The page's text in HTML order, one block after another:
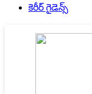
కెరీర్ గైడెన్స్